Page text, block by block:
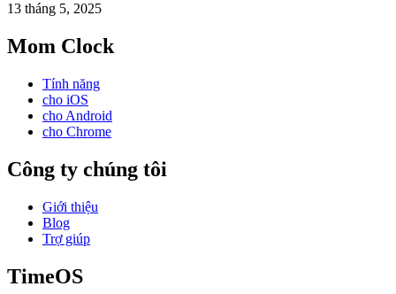
13 tháng 5, 2025
Mom Clock
Tính năng
cho iOS
cho Android
cho Chrome
Công ty chúng tôi
Giới thiệu
Blog
Trợ giúp
TimeOS